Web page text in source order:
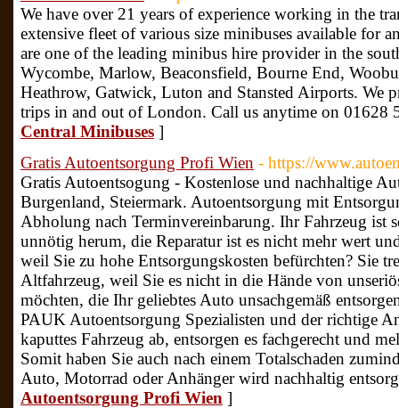
We have over 21 years of experience working in the
extensive fleet of various size minibuses available for
are one of the leading minibus hire provider in the
Wycombe, Marlow, Beaconsfield, Bourne End,
Heathrow, Gatwick, Luton and Stansted Airports. We
trips in and out of London. Call us anytime on 01628
Central Minibuses ]
Gratis Autoentsorgung Profi Wien - https://
Gratis Autoentsogung - Kostenlose und nachhaltige
Burgenland, Steiermark. Autoentsorgung mit
Abholung nach Terminvereinbarung. Ihr Fahrzeug ist
unnötig herum, die Reparatur ist es nicht mehr wert
weil Sie zu hohe Entsorgungskosten befürchten? Sie
Altfahrzeug, weil Sie es nicht in die Hände von
möchten, die Ihr geliebtes Auto unsachgemäß
PAUK Autoentsorgung Spezialisten und der richtige
kaputtes Fahrzeug ab, entsorgen es fachgerecht und
Somit haben Sie auch nach einem Totalschaden
Auto, Motorrad oder Anhänger wird nachhaltig
Autoentsorgung Profi Wien ]